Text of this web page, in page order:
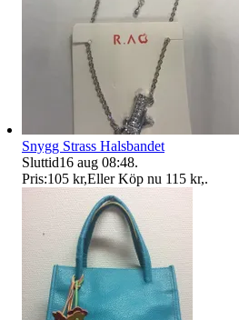
Snygg Strass Halsbandet
Sluttid16 aug 08:48.
Pris:105 kr,Eller Köp nu 115 kr,.